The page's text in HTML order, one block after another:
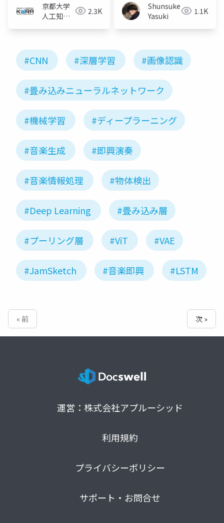
京都大学
人工知能
2.3K
Shunsuke
Yasuki
1.1K
#CNN #深層学習 #画像認識
#畳み込みニューラルネットワーク
#機械学習 #ディープラーニング
#音楽生成 #即興演奏
#音楽情報処理 #物体検出
#Deep Learning #畳み込み層
#プーリング層 #ViT #VAE
#JamSketch #音楽即興 #LSTM
« 前 次 »
運営：株式会社アプルーシッド
利用規約
プライバシーポリシー
サポート・お問合せ